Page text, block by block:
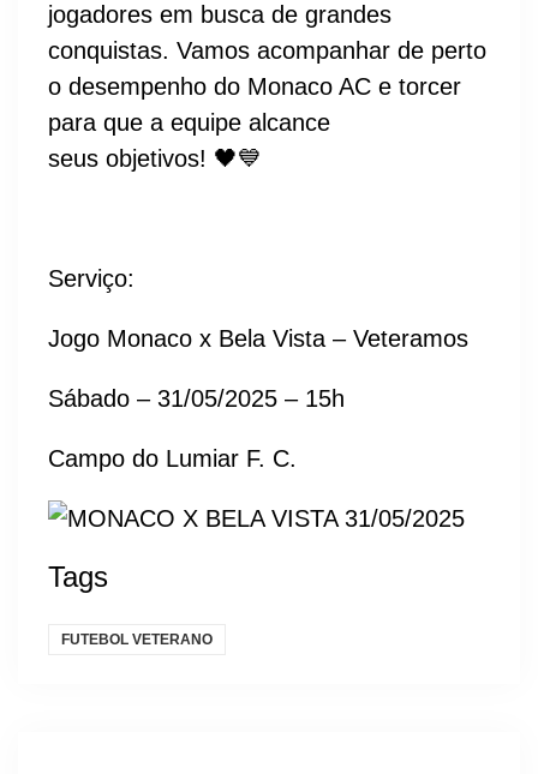
jogadores em busca de grandes
conquistas. Vamos acompanhar de perto
o desempenho do Monaco AC e torcer
para que a equipe alcance
seus objetivos! 🖤💙
Serviço:
Jogo Monaco x Bela Vista – Veteramos
Sábado – 31/05/2025 – 15h
Campo do Lumiar F. C.
Tags
FUTEBOL VETERANO